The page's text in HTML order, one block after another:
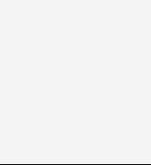
，真正把科学理论转化为